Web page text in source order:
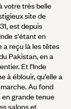
votre très belle
site de
est depuis
s'étant en
a reçu là les têtes
Pakistan, en a
Et l’Inde
à éblouir, qu’elle a
Au fond
en grande tenue
salons et